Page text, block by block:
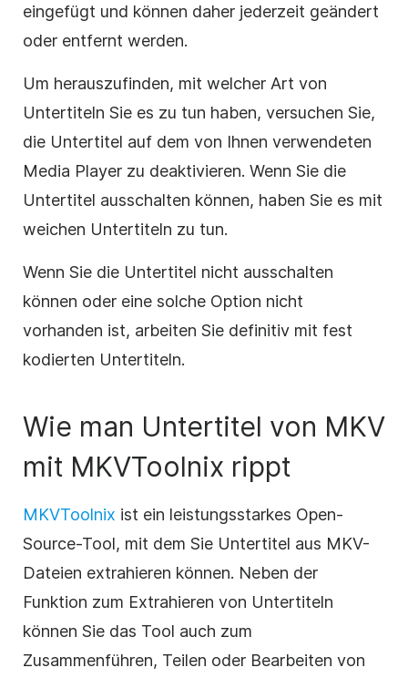
eingefügt und können daher jederzeit geändert
oder entfernt werden.
Um herauszufinden, mit welcher Art von
Untertiteln Sie es zu tun haben, versuchen Sie,
die Untertitel auf dem von Ihnen verwendeten
Media Player zu deaktivieren. Wenn Sie die
Untertitel ausschalten können, haben Sie es mit
weichen Untertiteln zu tun.
Wenn Sie die Untertitel nicht ausschalten
können oder eine solche Option nicht
vorhanden ist, arbeiten Sie definitiv mit fest
kodierten Untertiteln.
Wie man Untertitel von MKV
mit MKVToolnix rippt
MKVToolnix ist ein leistungsstarkes Open-
Source-Tool, mit dem Sie Untertitel aus MKV-
Dateien extrahieren können. Neben der
Funktion zum Extrahieren von Untertiteln
können Sie das Tool auch zum
Zusammenführen, Teilen oder Bearbeiten von